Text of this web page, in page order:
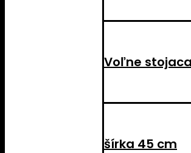
Voľne stojaca
šírka 45 cm